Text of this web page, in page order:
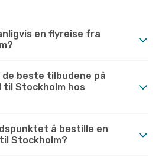
en flyreise fra
beste tilbudene på
Stockholm hos
å bestille en
Stockholm?